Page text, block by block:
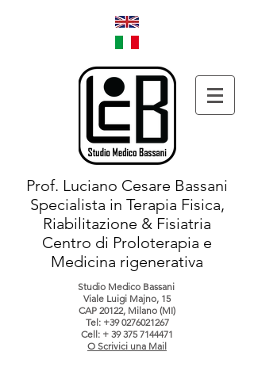
Prof. Luciano Cesare Bassani
Specialista in Terapia Fisica,
Riabilitazione & Fisiatria
Centro di Proloterapia e
Medicina rigenerativa
Studio Medico Bassani
Viale Luigi Majno, 15
CAP 20122, Milano (MI)
Tel: +39 0276021267
Cell: + 39 375 7144471
O Scrivici una Mail